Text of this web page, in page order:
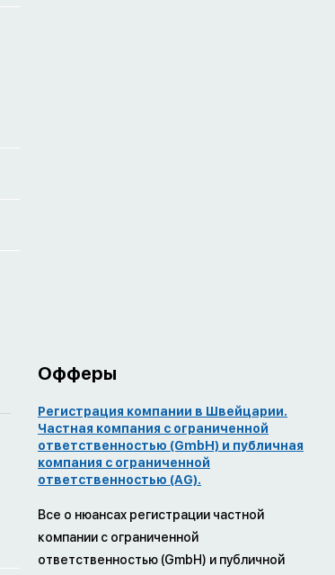
Офферы
Регистрация компании в Швейцарии.
Частная компания с ограниченной
ответственностью (GmbH) и публичная
компания с ограниченной
ответственностью (AG).
Все о нюансах регистрации частной
компании с ограниченной
ответственностью (GmbH) и публичной